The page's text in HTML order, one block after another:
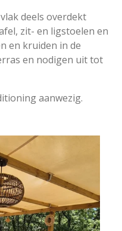
deels overdekt
zit- en ligstoelen en
en kruiden in de
en nodigen uit tot
aanwezig.